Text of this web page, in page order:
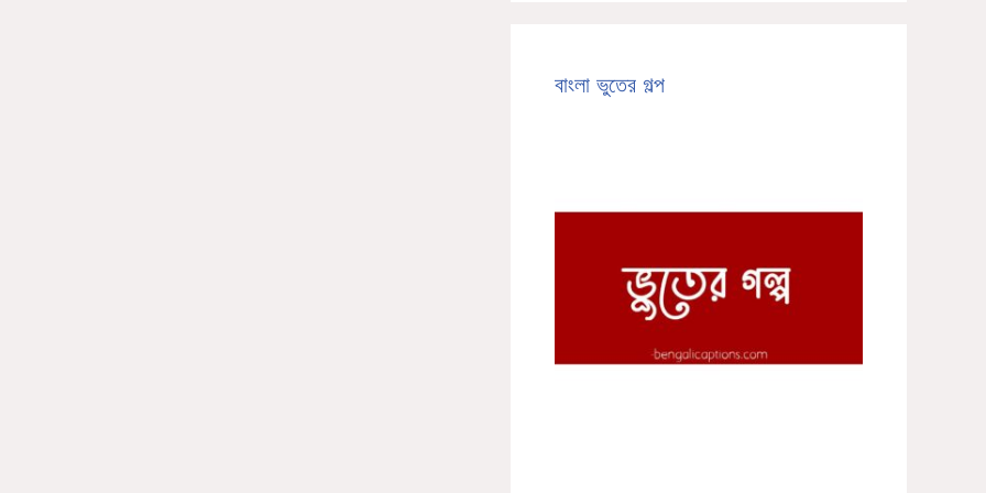
বাংলা ভুতের গল্প